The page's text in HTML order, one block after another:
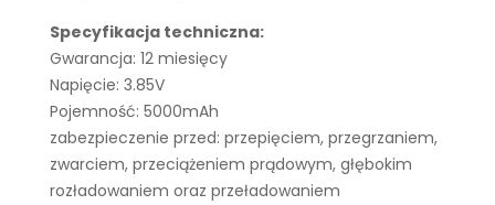
Specyfikacja techniczna:
Gwarancja: 12 miesięcy
Napięcie: 3.85V
Pojemność: 5000mAh
zabezpieczenie przed: przepięciem, przegrzaniem,
zwarciem, przeciążeniem prądowym, głębokim
rozładowaniem oraz przeładowaniem